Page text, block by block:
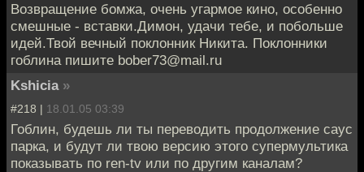
Возвращение бомжа, очень угармое кино, особенно
смешные - вставки.Димон, удачи тебе, и побольше
идей.Твой вечный поклонник Никита. Поклонники
гоблина пишите bober73@mail.ru
Kshicia »
#218 | 18.01.05 03:39
Гоблин, будешь ли ты переводить продолжение саус
парка, и будут ли твою версию этого супермультика
показывать по ren-tv или по другим каналам?